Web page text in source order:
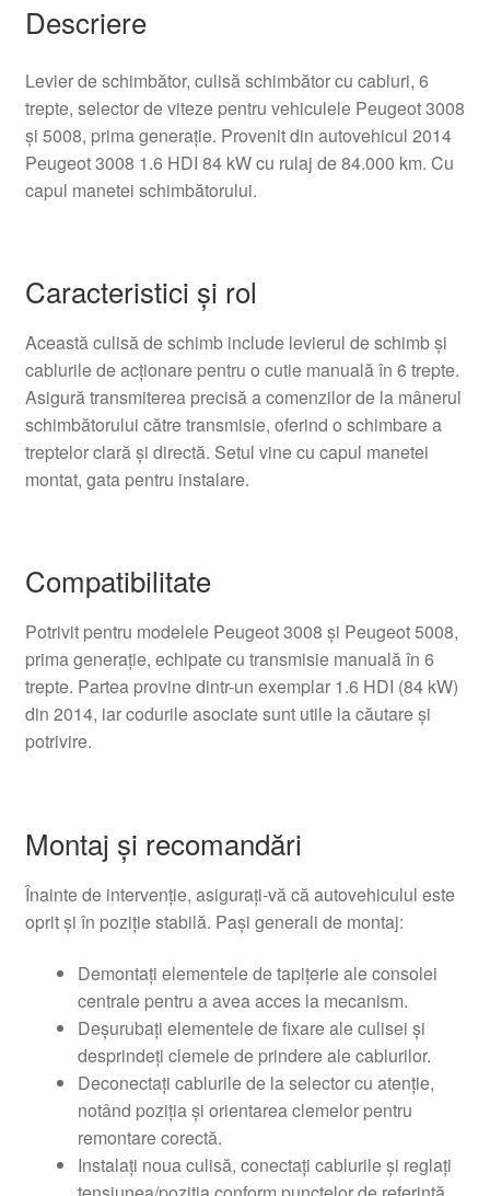
Descriere
Levier de schimbător, culisă schimbător cu cabluri, 6
trepte, selector de viteze pentru vehiculele Peugeot 3008
și 5008, prima generație. Provenit din autovehicul 2014
Peugeot 3008 1.6 HDI 84 kW cu rulaj de 84.000 km. Cu
capul manetei schimbătorului.
Caracteristici şi rol
Această culisă de schimb include levierul de schimb şi
cablurile de acţionare pentru o cutie manuală în 6 trepte.
Asigură transmiterea precisă a comenzilor de la mânerul
schimbătorului către transmisie, oferind o schimbare a
treptelor clară şi directă. Setul vine cu capul manetei
montat, gata pentru instalare.
Compatibilitate
Potrivit pentru modelele Peugeot 3008 şi Peugeot 5008,
prima generaţie, echipate cu transmisie manuală în 6
trepte. Partea provine dintr-un exemplar 1.6 HDI (84 kW)
din 2014, iar codurile asociate sunt utile la căutare şi
potrivire.
Montaj şi recomandări
Înainte de intervenţie, asiguraţi-vă că autovehiculul este
oprit şi în poziţie stabilă. Paşi generali de montaj:
Demontaţi elementele de tapiţerie ale consolei
centrale pentru a avea acces la mecanism.
Deşurubaţi elementele de fixare ale culisei şi
desprindeţi clemele de prindere ale cablurilor.
Deconectaţi cablurile de la selector cu atenţie,
notând poziţia şi orientarea clemelor pentru
remontare corectă.
Instalaţi noua culisă, conectaţi cablurile şi reglaţi